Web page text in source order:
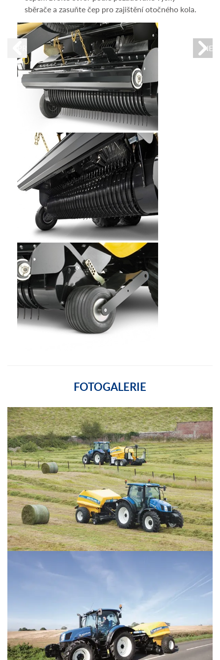
PREVIOUS
sběrače a zasuňte čep pro zajištění otočného kola.
FOTOGALERIE